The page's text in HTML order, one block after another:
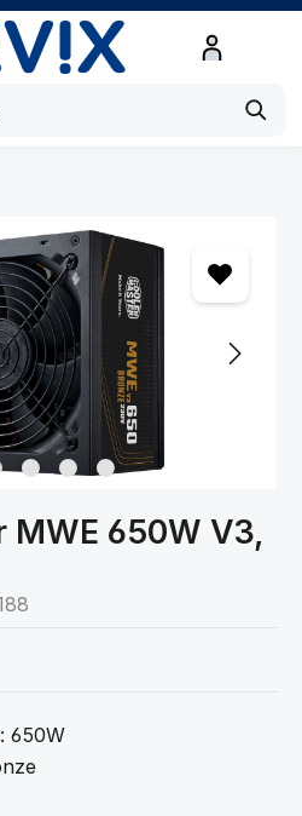
MWE 650W V3,
650W